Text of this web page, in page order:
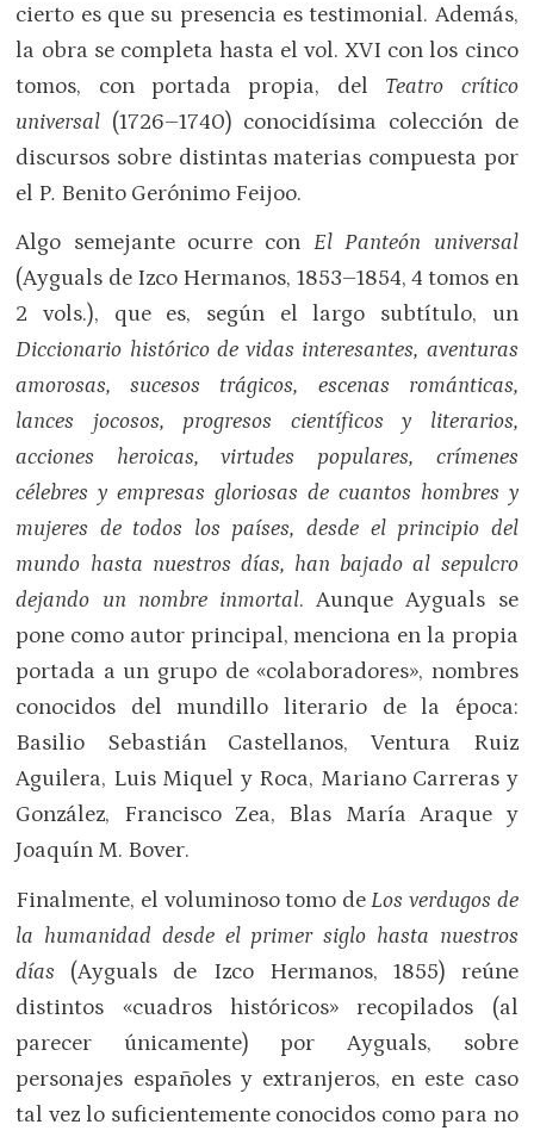
cierto es que su presencia es testimonial. Además,
la obra se completa hasta el vol. XVI con los cinco
tomos, con portada propia, del Teatro crítico
universal (1726–1740) conocidísima colección de
discursos sobre distintas materias compuesta por
el P. Benito Gerónimo Feijoo.
Algo semejante ocurre con El Panteón universal
(Ayguals de Izco Hermanos, 1853–1854, 4 tomos en
2 vols.), que es, según el largo subtítulo, un
Diccionario histórico de vidas interesantes, aventuras
amorosas, sucesos trágicos, escenas románticas,
lances jocosos, progresos científicos y literarios,
acciones heroicas, virtudes populares, crímenes
célebres y empresas gloriosas de cuantos hombres y
mujeres de todos los países, desde el principio del
mundo hasta nuestros días, han bajado al sepulcro
dejando un nombre inmortal. Aunque Ayguals se
pone como autor principal, menciona en la propia
portada a un grupo de «colaboradores», nombres
conocidos del mundillo literario de la época:
Basilio Sebastián Castellanos, Ventura Ruiz
Aguilera, Luis Miquel y Roca, Mariano Carreras y
González, Francisco Zea, Blas María Araque y
Joaquín M. Bover.
Finalmente, el voluminoso tomo deLos verdugos de
la humanidad desde el primer siglo hasta nuestros
días (Ayguals de Izco Hermanos, 1855) reúne
distintos «cuadros históricos» recopilados (al
parecer únicamente) por Ayguals, sobre
personajes españoles y extranjeros, en este caso
tal vez lo suficientemente conocidos como para no